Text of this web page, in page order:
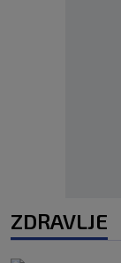
ZDRAVLJE